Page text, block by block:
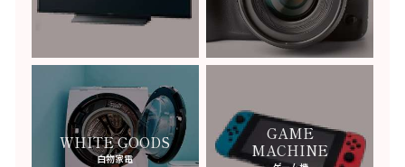
BOUCHERON
-ブシュロン-
BUTI-ブティ-
BVLGARI
-ブルガリ-
BREITLING
-ブライトリング-
WHITE GOODS
白物家電
GAME
MACHINE